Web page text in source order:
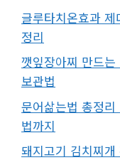
글루타치온효과
정리
깻잎장아찌 만드
보관법
문어삶는법 총정
법까지
돼지고기 김치찌